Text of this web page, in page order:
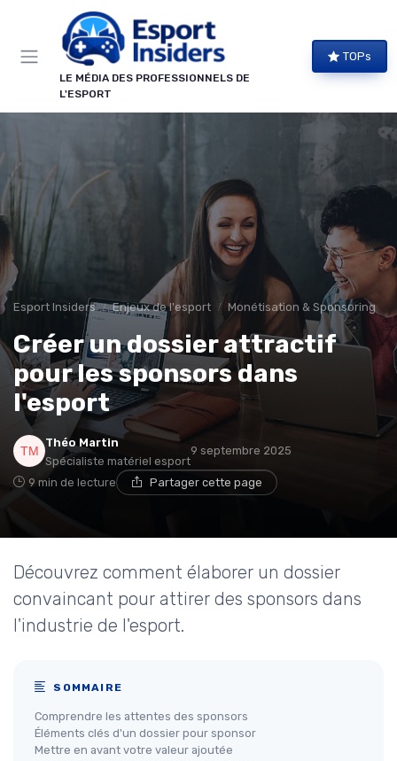
LE MÉDIA DES PROFESSIONNELS DE
L'ESPORT
TOPs
Esport Insiders Enjeux de l'esport Monétisation & Sponsoring
Créer un dossier attractif
pour les sponsors dans
l'esport
Théo Martin
Spécialiste matériel esport
9 septembre 2025
9 min de lecture Partager cette page
Découvrez comment élaborer un dossier
convaincant pour attirer des sponsors dans
l'industrie de l'esport.
SOMMAIRE
Comprendre les attentes des sponsors
Éléments clés d'un dossier pour sponsor
Mettre en avant votre valeur ajoutée
Panneau de gestion des cookies